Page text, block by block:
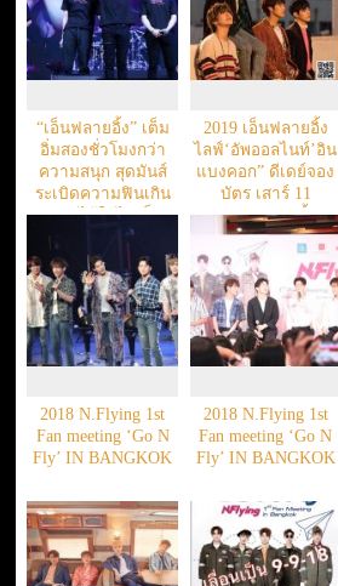
“เอ็นฟลายอิ้ง” เต็ม
อิ่มสองชั่วโมงกว่า
ความสนุก สุดมันส์
ระเบิดความฟินเกิน
พิกัด ได้ใจไปเต็ม
1,500 ดวง!!
2019 เอ็นฟลายอิ้ง
ไลฟ์‘อัพออลไนท์’อิน
แบงคอก” ดีเดย์จอง
บัตร เสาร์ 11
พฤษภาคมนี้
2018 N.Flying 1st
Fan meeting ‘Go N
Fly’ IN BANGKOK
2018 N.Flying 1st
Fan meeting ‘Go N
Fly’ IN BANGKOK